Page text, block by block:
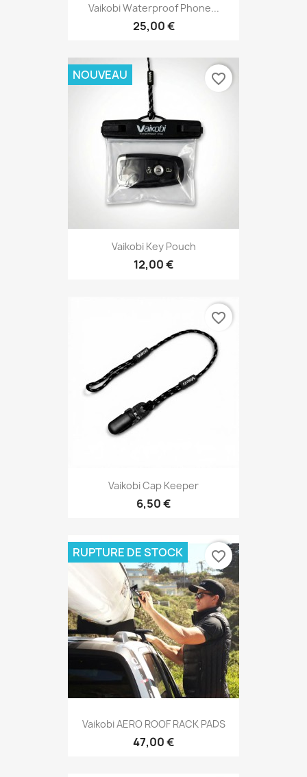
Vaikobi Waterproof Phone...
25,00 €
Vaikobi Key Pouch
12,00 €
NOUVEAU favorite_border
Vaikobi Cap Keeper
6,50 €
favorite_border
Vaikobi AERO ROOF RACK PADS
47,00 €
RUPTURE DE STOCK favorite_border